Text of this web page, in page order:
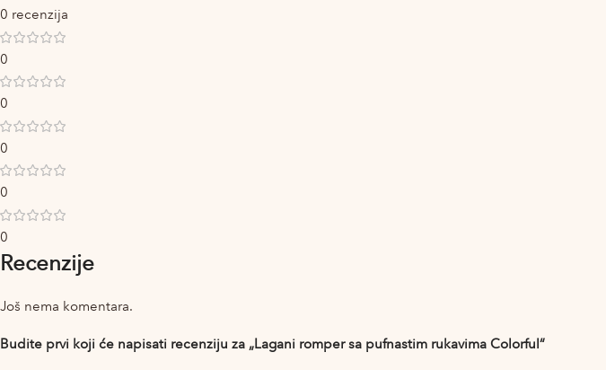
0 recenzija
0
0
0
0
0
Recenzije
Još nema komentara.
Budite prvi koji će napisati recenziju za „Lagani romper sa pufnastim rukavima Colorful“